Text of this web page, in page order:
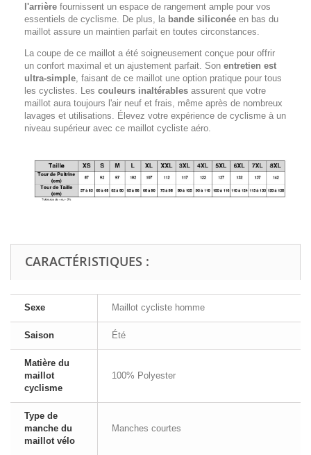
l'arrière fournissent un espace de rangement ample pour vos
essentiels de cyclisme. De plus, la bande siliconée en bas du
maillot assure un maintien parfait en toutes circonstances.
La coupe de ce maillot a été soigneusement conçue pour offrir
un confort maximal et un ajustement parfait. Son entretien est
ultra-simple, faisant de ce maillot une option pratique pour tous
les cyclistes. Les couleurs inaltérables assurent que votre
maillot aura toujours l'air neuf et frais, même après de nombreux
lavages et utilisations. Élevez votre expérience de cyclisme à un
niveau supérieur avec ce maillot cycliste aéro.
CARACTÉRISTIQUES :
Sexe Maillot cycliste homme
Saison Été
Matière du
maillot
cyclisme
100% Polyester
Type de
manche du
maillot vélo
Manches courtes